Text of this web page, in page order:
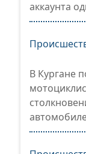
аккаунта
В Кургане